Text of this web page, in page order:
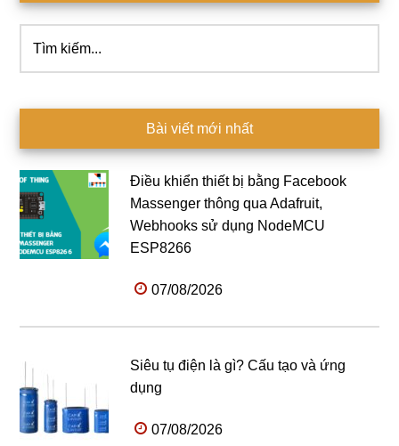
kiếm...
Bài viết mới nhất
Điều khiển thiết bị bằng Facebook
Massenger thông qua Adafruit,
Webhooks sử dụng NodeMCU
ESP8266
07/08/2026
Siêu tụ điện là gì? Cấu tạo và ứng
dụng
07/08/2026